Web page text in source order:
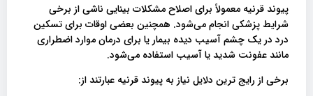
پیوند قرنیه معمولاً برای اصلاح مشکلات بینایی ناشی از برخی
شرایط پزشکی انجام می‌شود. همچنین بعضی اوقات برای تسکین
درد در یک چشم آسیب دیده بیمار یا برای درمان موارد اضطراری
مانند عفونت شدید یا آسیب استفاده می‌شود.
برخی از رایج ترین دلایل نیاز به پیوند قرنیه عبارتند از: